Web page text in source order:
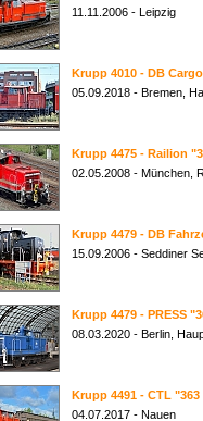
11.11.2006 - Leipzig
Krupp 4010 - DB
05.09.2018 - Bremen,
Krupp 4475 - Railion
02.05.2008 - München,
Krupp 4479 - DB
15.09.2006 - Seddiner
Krupp 4479 - PRESS
08.03.2020 - Berlin,
Krupp 4491 - CTL "363
04.07.2017 - Nauen